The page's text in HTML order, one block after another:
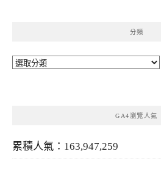
分類
分
GA4瀏覽人氣
累積人氣：163,947,259